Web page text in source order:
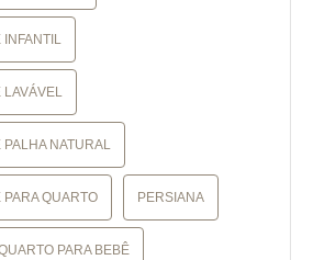
INFANTIL
LAVÁVEL
PALHA NATURAL
PARA QUARTO PERSIANA
PARA BEBÊ